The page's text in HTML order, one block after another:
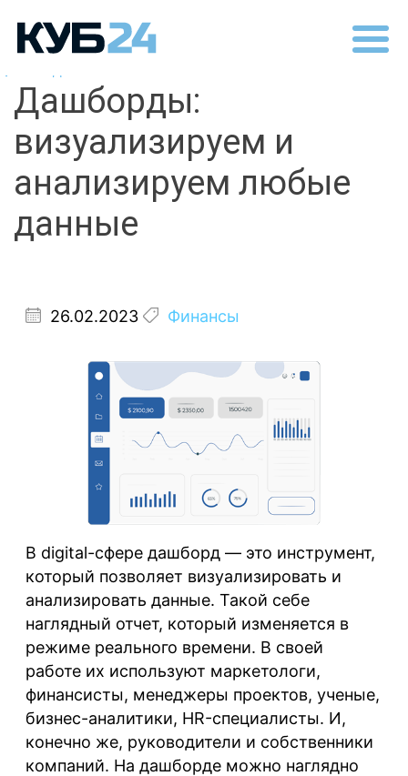
Дашборды:
визуализируем и
анализируем любые
данные
26.02.2023 Финансы
В digital-сфере дашборд — это инструмент,
который позволяет визуализировать и
анализировать данные. Такой себе
наглядный отчет, который изменяется в
режиме реального времени. В своей
работе их используют маркетологи,
финансисты, менеджеры проектов, ученые,
бизнес-аналитики, HR-специалисты. И,
конечно же, руководители и собственники
компаний. На дашборде можно наглядно